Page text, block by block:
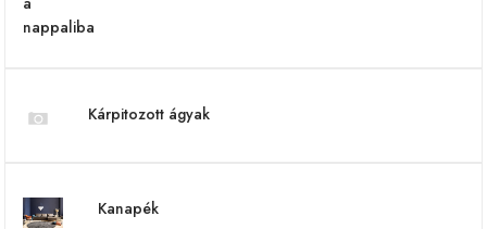
Kárpitozott ágyak
Kanapék